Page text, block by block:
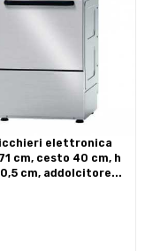
cm, cesto 40 cm, h
cm, addolcitore...